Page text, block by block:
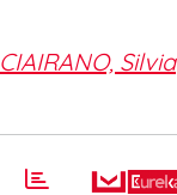
CIAIRANO, Silvia